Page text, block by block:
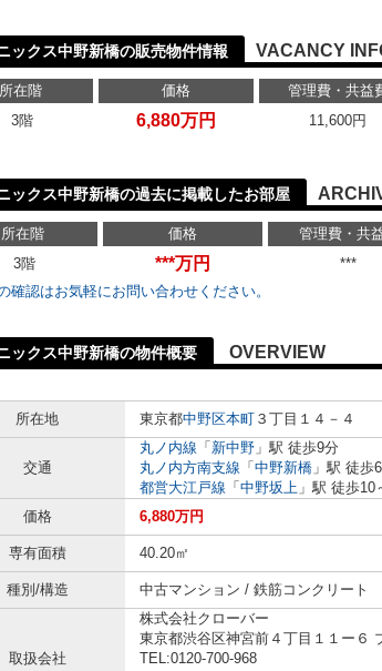
ックス中野新橋の販売物件情報 VACANCY
所在階 価格 管理費・共益
3階
6,880万円 11,600円
ックス中野新橋の過去に掲載したお部屋
所在階 価格 管理費・共
3階
***万円 ***
確認はお気軽にお問い合わせください。
ックス中野新橋の物件概要 OVERVIEW
所在地
東京都中野区本町 ３丁目１４－４
交通
丸ノ内線 「 新中野 」駅 徒歩9分
丸ノ内方南支線 「 中野新橋 」駅 徒歩
都営大江戸線 「 中野坂上 」駅 徒歩10
価格
6,880万円
専有面積 40.20㎡
種別/構造 中古マンション / 鉄筋コンクリート
取扱会社
株式会社クローバー
東京都渋谷区神宮前４丁目１１ー６
TEL:0120-700-968